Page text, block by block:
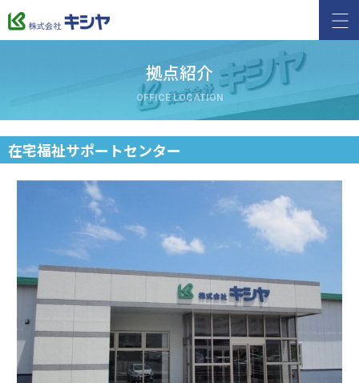
拠点紹介
OFFICE LOCATION
在宅福祉サポートセンター